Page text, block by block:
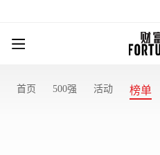
首页 500强 活动 榜单